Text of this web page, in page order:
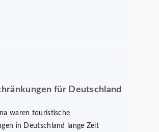
für Deutschland
waren touristische
in Deutschland lange Zeit